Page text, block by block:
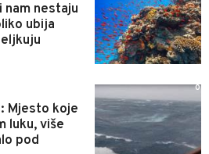
nestaju
ubija
Mjesto koje
luku, više
pod
0